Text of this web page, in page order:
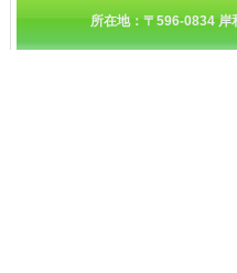
所在地：〒596-0834 岸